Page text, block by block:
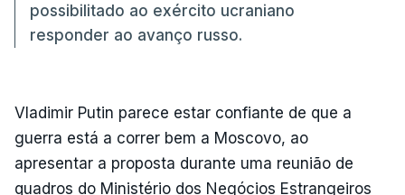
possibilitado ao exército ucraniano
responder ao avanço russo.
Vladimir Putin parece estar confiante de que a
guerra está a correr bem a Moscovo, ao
apresentar a proposta durante uma reunião de
quadros do Ministério dos Negócios Estrangeiros